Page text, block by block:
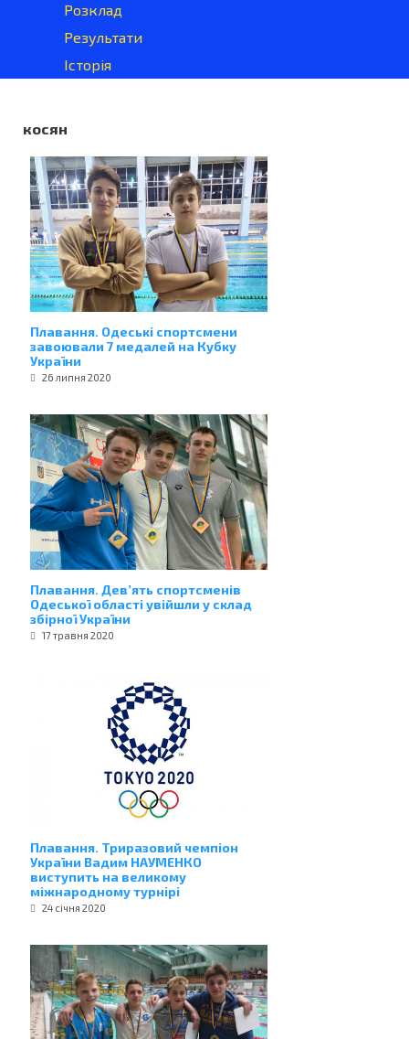
Розклад
Результати
Історія
косян
Плавання. Одеські спортсмени
завоювали 7 медалей на Кубку
України
26 липня 2020
Плавання. Дев’ять спортсменів
Одеської області увійшли у склад
збірної України
17 травня 2020
Плавання. Триразовий чемпіон
України Вадим НАУМЕНКО
виступить на великому
міжнародному турнірі
24 січня 2020